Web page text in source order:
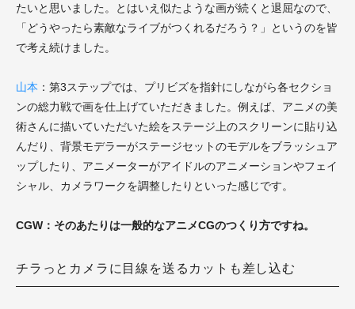
たいと思いました。とはいえ似たような画が続くと退屈なので、
「どうやったら素敵なライブがつくれるだろう？」というのを皆
で考え続けました。
山本 ：第3ステップでは、プリビズを指針にしながら各セクショ
ンの総力戦で画を仕上げていただきました。例えば、アニメの美
術さんに描いていただいた絵をステージ上のスクリーンに貼り込
んだり、背景モデラーがステージセットのモデルをブラッシュア
ップしたり、アニメーターがアイドルのアニメーションやフェイ
シャル、カメラワークを調整したりといった感じです。
CGW：そのあたりは一般的なアニメCGのつくり方ですね。
チラっとカメラに目線を送るカットも差し込む